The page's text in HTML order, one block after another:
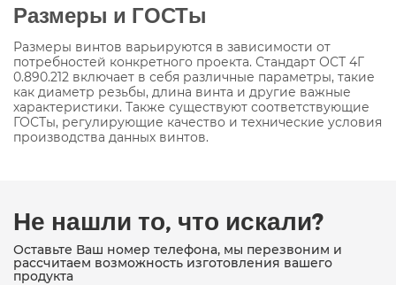
Размеры и ГОСТы
Размеры винтов варьируются в зависимости от
потребностей конкретного проекта. Стандарт ОСТ 4Г
0.890.212 включает в себя различные параметры, такие
как диаметр резьбы, длина винта и другие важные
характеристики. Также существуют соответствующие
ГОСТы, регулирующие качество и технические условия
производства данных винтов.
Не нашли то, что искали?
Оставьте Ваш номер телефона, мы перезвоним и
рассчитаем возможность изготовления вашего
продукта